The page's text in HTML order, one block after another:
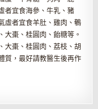
者宜食海參、牛乳、豬
虛者宜食羊肚、雞肉、鵪
大棗、桂圓肉、飴糖等。
大棗、桂圓肉、荔枝、胡
質，最好請教醫生後再作